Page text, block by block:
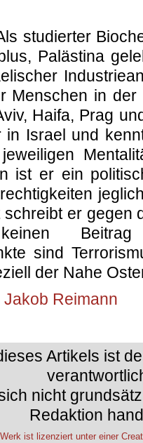
studierter
Palästina
Menschen in
Haifa, Prag
Israel und
ist er ein
er gegen
sind
der Nahe
Reimann
Artikels ist
nicht
Redaktion
ist lizenziert unter einer